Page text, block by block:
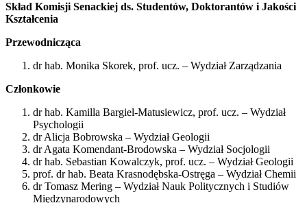
Skład Komisji Senackiej ds. Studentów, Doktorantów i Jakości
Kształcenia
Przewodnicząca
dr hab. Monika Skorek, prof. ucz. – Wydział Zarządzania
Członkowie
dr hab. Kamilla Bargiel-Matusiewicz, prof. ucz. – Wydział
Psychologii
dr Alicja Bobrowska – Wydział Geologii
dr Agata Komendant-Brodowska – Wydział Socjologii
dr hab. Sebastian Kowalczyk, prof. ucz. – Wydział Geologii
prof. dr hab. Beata Krasnodębska-Ostręga – Wydział Chemii
dr Tomasz Mering – Wydział Nauk Politycznych i Studiów
Międzynarodowych